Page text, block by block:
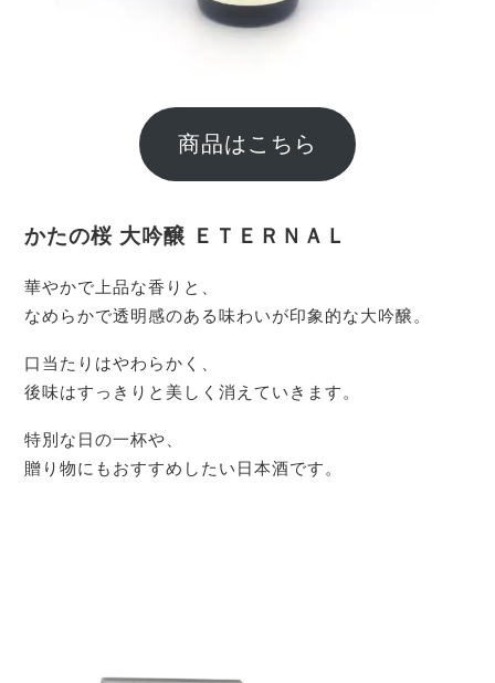
商品はこちら
かたの桜 大吟醸 ＥＴＥＲＮＡＬ
華やかで上品な香りと、
なめらかで透明感のある味わいが印象的な大吟醸。
口当たりはやわらかく、
後味はすっきりと美しく消えていきます。
特別な日の一杯や、
贈り物にもおすすめしたい日本酒です。